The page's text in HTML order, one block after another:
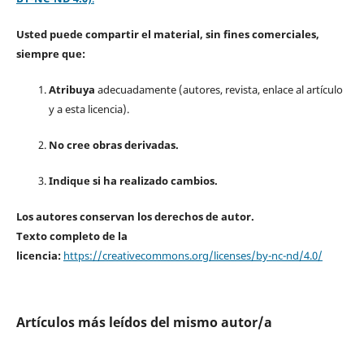
Usted puede compartir el material, sin fines comerciales,
siempre que:
Atribuya adecuadamente (autores, revista, enlace al artículo
y a esta licencia).
No cree obras derivadas.
Indique si ha realizado cambios.
Los autores conservan los derechos de autor.
Texto completo de la
licencia: https://creativecommons.org/licenses/by-nc-nd/4.0/
Artículos más leídos del mismo autor/a